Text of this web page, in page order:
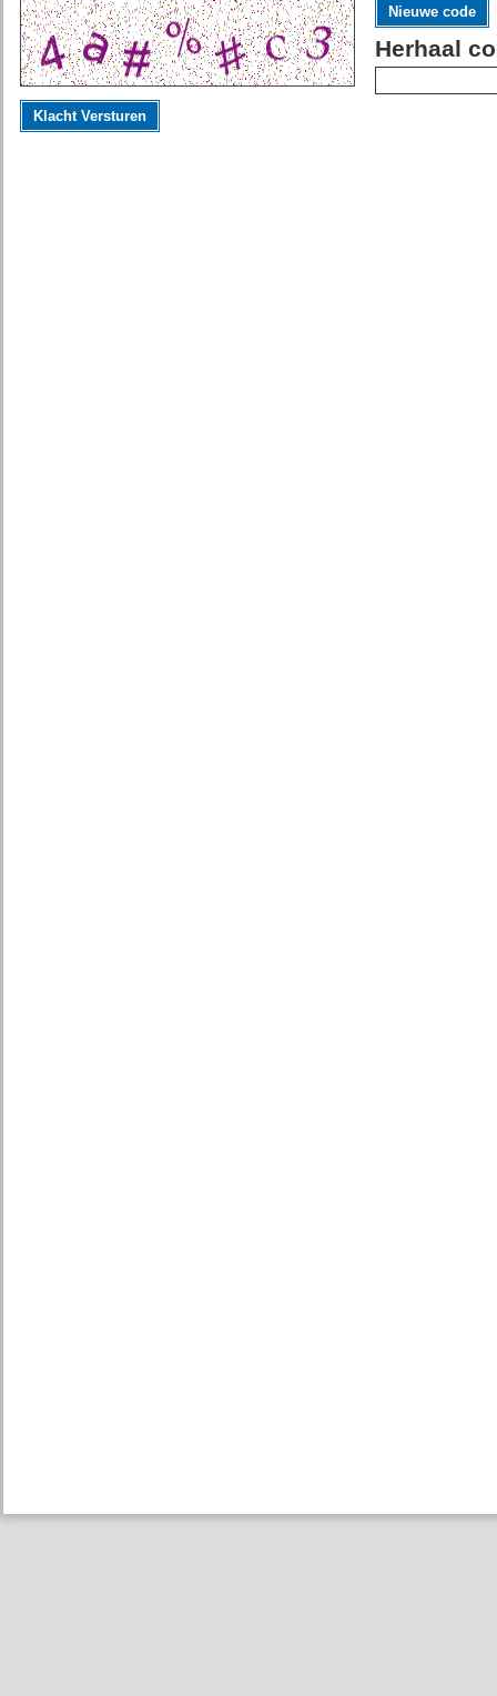
Nieuwe code
Herhaal
Klacht Versturen